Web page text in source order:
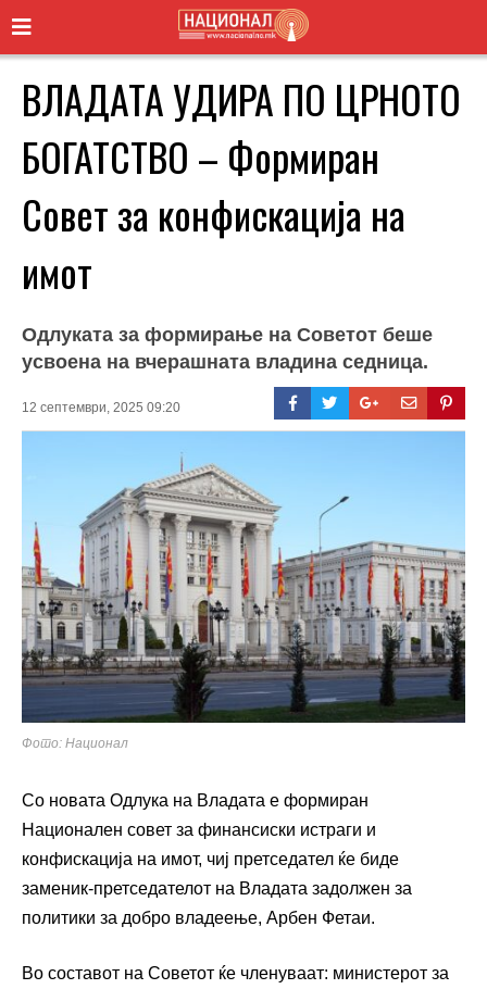
ВЛАДАТА УДИРА ПО ЦРНОТО
БОГАТСТВО – Формиран
Совет за конфискација на
имот
Одлуката за формирање на Советот беше
усвоена на вчерашната владина седница.
12 септември, 2025 09:20
Фото: Национал
Со новата Одлука на Владата е формиран
Национален совет за финансиски истраги и
конфискација на имот, чиј претседател ќе биде
заменик-претседателот на Владата задолжен за
политики за добро владеење, Арбен Фетаи.
Во составот на Советот ќе членуваат: министерот за